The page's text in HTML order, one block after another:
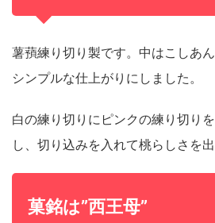
薯蕷練り切り製です。中はこしあ
シンプルな仕上がりにしました。
白の練り切りにピンクの練り切り
し、切り込みを入れて桃らしさを
菓銘は”西王母”